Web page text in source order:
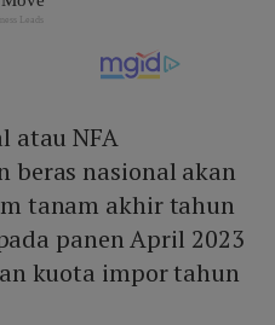
atau NFA
beras nasional akan
tanam akhir tahun
panen April 2023
kuota impor tahun